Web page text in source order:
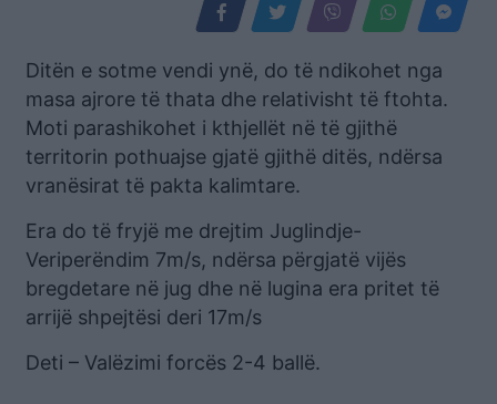
Ditën e sotme vendi ynë, do të ndikohet nga
masa ajrore të thata dhe relativisht të ftohta.
Moti parashikohet i kthjellët në të gjithë
territorin pothuajse gjatë gjithë ditës, ndërsa
vranësirat të pakta kalimtare.
Era do të fryjë me drejtim Juglindje-
Veriperëndim 7m/s, ndërsa përgjatë vijës
bregdetare në jug dhe në lugina era pritet të
arrijë shpejtësi deri 17m/s
Deti – Valëzimi forcës 2-4 ballë.